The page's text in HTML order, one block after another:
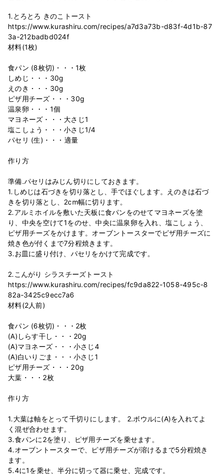
1.とろとろ きのこトースト
https://www.kurashiru.com/recipes/a7d3a73b-d83f-4d1b-87
3a-212badbd024f
材料(1枚)
食パン (8枚切)・・・1枚
しめじ・・・30g
えのき・・・30g
ピザ用チーズ・・・30g
温泉卵・・・1個
マヨネーズ・・・大さじ1
塩こしょう・・・小さじ1/4
パセリ (生)・・・適量
作り方
準備.パセリはみじん切りにしておきます。
1.しめじは石づきを切り落とし、手でほぐします。えのきは石づ
きを切り落とし、2cm幅に切ります。
2.アルミホイルを敷いた天板に食パンをのせてマヨネーズを塗
り、中央を空けて1をのせ、中央に温泉卵を入れ、塩こしょう、
ピザ用チーズをかけます。オーブントースターでピザ用チーズに
焼き色が付くまで7分程焼きます。
3.お皿に盛り付け、パセリをかけて完成です。
2.こんがり シラスチーズトースト
https://www.kurashiru.com/recipes/fc9da822-1058-495c-8
82a-3425c9ecc7a6
材料(2人前)
食パン (6枚切)・・・2枚
(A)しらす干し・・・20g
(A)マヨネーズ・・・小さじ4
(A)白いりごま・・・小さじ1
ピザ用チーズ・・・20g
大葉・・・2枚
作り方
1.大葉は軸をとって千切りにします。 2.ボウルに(A)を入れてよ
く混ぜ合わせます。
3.食パンに2を塗り、ピザ用チーズを乗せます。
4.オーブントースターで、ピザ用チーズが溶けるまで5分程焼き
ます。
5.4に1を乗せ、半分に切って器に乗せ、完成です。